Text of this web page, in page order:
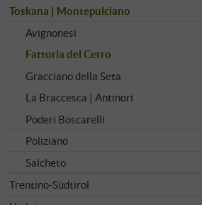
Toskana | Montepulciano
Avignonesi
Fattoria del Cerro
Gracciano della Seta
La Braccesca | Antinori
Poderi Boscarelli
Poliziano
Salcheto
Trentino-Südtirol